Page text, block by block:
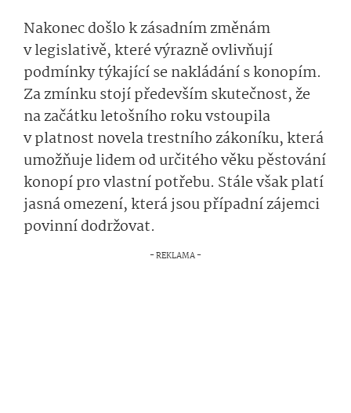
Nakonec došlo k zásadním změnám
v legislativě, které výrazně ovlivňují
podmínky týkající se nakládání s konopím.
Za zmínku stojí především skutečnost, že
na začátku letošního roku vstoupila
v platnost novela trestního zákoníku, která
umožňuje lidem od určitého věku pěstování
konopí pro vlastní potřebu. Stále však platí
jasná omezení, která jsou případní zájemci
povinní dodržovat.